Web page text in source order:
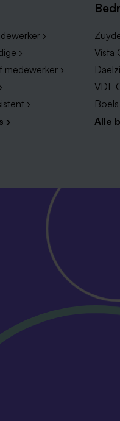
›
›
medewerker ›
›
›
Vista
VDL
Boels
Alle